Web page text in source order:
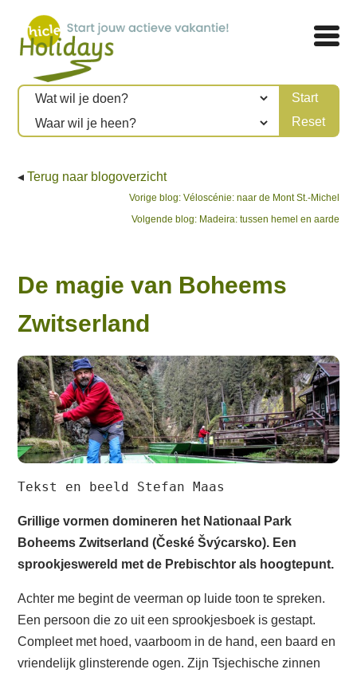
◂ Terug naar blogoverzicht
Vorige blog: Previous
post:
Véloscénie: naar de Mont St.-Michel
Volgende blog: Next
Madeira: tussen hemel en aarde
De magie van Boheems
Zwitserland
Tekst en beeld Stefan Maas
Grillige vormen domineren het Nationaal Park
Boheems Zwitserland (České Švýcarsko). Een
sprookjeswereld met de Prebischtor als hoogtepunt.
Achter me begint de veerman op luide toon te spreken.
Een persoon die zo uit een sprookjesboek is gestapt.
Compleet met hoed, vaarboom in de hand, een baard en
vriendelijk glinsterende ogen. Zijn Tsjechische zinnen